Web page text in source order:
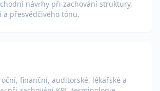
návrhy při zachování struktury,
a přesvědčivého tónu.
finanční, auditorské, lékařské a